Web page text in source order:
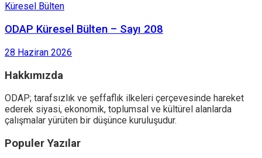
Küresel Bülten
ODAP Küresel Bülten – Sayı 208
28 Haziran 2026
Hakkımızda
ODAP; tarafsızlık ve şeffaflık ilkeleri çerçevesinde hareket
ederek siyasi, ekonomik, toplumsal ve kültürel alanlarda
çalışmalar yürüten bir düşünce kuruluşudur.
Populer Yazılar